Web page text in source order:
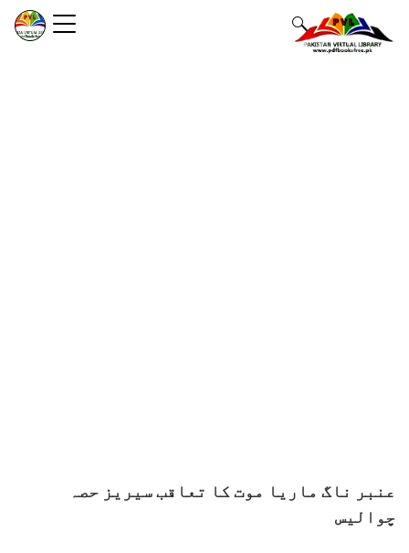
عنبر ناگ ماریا موت کا تعاقب سیریز حصہ
چوالیس